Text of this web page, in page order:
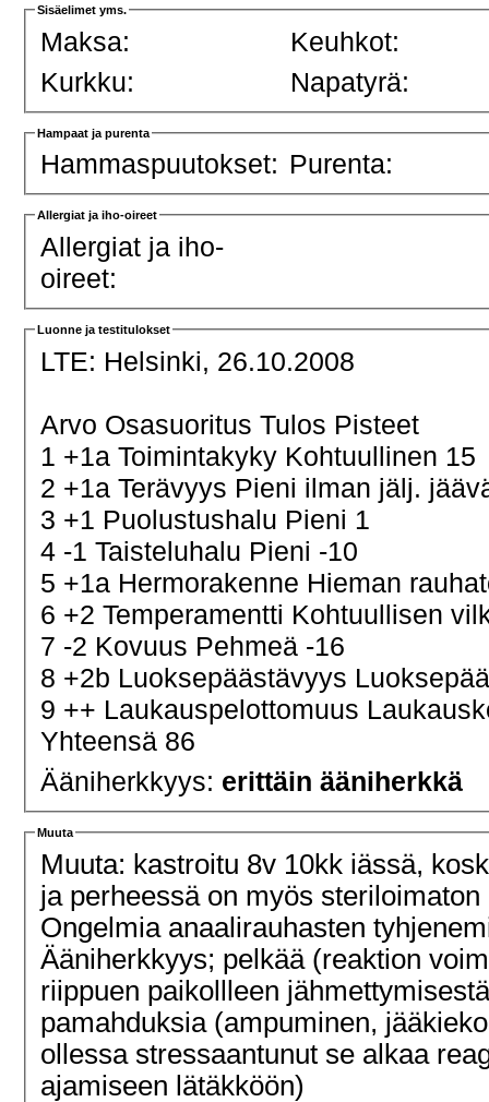
Sisäelimet yms.
Maksa:
Keuhkot:
Kurkku:
Napatyrä:
Hampaat ja purenta
Hammaspuutokset: Purenta:
Allergiat ja iho-oireet
Allergiat ja iho-
oireet:
Luonne ja testitulokset
LTE: Helsinki, 26.10.2008
Arvo Osasuoritus Tulos Pisteet
1 +1a Toimintakyky Kohtuullinen 15
2 +1a Terävyys Pieni ilman jälj.
3 +1 Puolustushalu Pieni 1
4 -1 Taisteluhalu Pieni -10
5 +1a Hermorakenne Hieman
6 +2 Temperamentti Kohtuullisen
7 -2 Kovuus Pehmeä -16
8 +2b Luoksepäästävyys
9 ++ Laukauspelottomuus
Yhteensä 86
Ääniherkkyys: erittäin ääniherkkä
Muuta
Muuta: kastroitu 8v 10kk iässä,
ja perheessä on myös
Ongelmia anaalirauhasten
Ääniherkkyys; pelkää (reaktion
riippuen paikollleen
pamahduksia (ampuminen,
ollessa stressaantunut se alkaa
ajamiseen lätäkköön)